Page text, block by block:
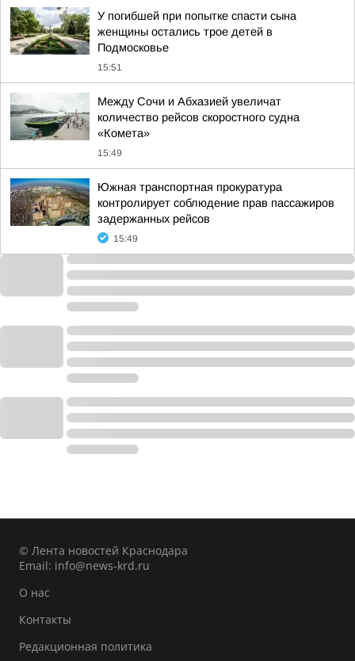
У погибшей при попытке спасти сына
женщины остались трое детей в
Подмосковье
15:51
Между Сочи и Абхазией увеличат
количество рейсов скоростного судна
«Комета»
15:49
Южная транспортная прокуратура
контролирует соблюдение прав пассажиров
задержанных рейсов
15:49
© Лента новостей Краснодара
Email: info@news-krd.ru
О нас
Контакты
Редакционная политика